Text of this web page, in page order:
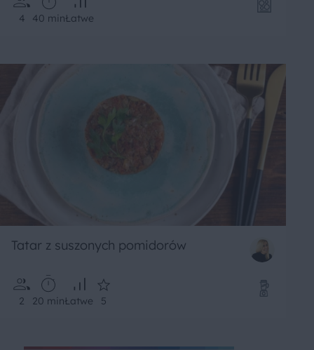
4 40 minŁatwe
Tatar z suszonych pomidorów
2 20 minŁatwe 5